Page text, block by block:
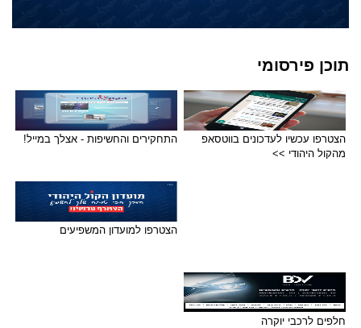
תוכן פירסומי
הצטרפו עכשיו לעדכונים בווטסאפ
מהקול היהודי >>
התחקירים והחשיפות - אצלך במייל!
הצטרפו למועדון המשפיעים
חלפים לרכבי יוקרה